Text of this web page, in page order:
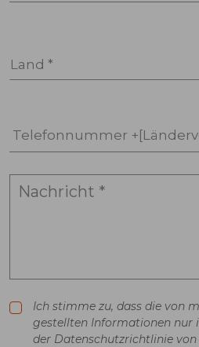
Land *
Telefonnummer
Ich stimme zu, dass die von
gestellten Informationen
der Datenschutzrichtlinie